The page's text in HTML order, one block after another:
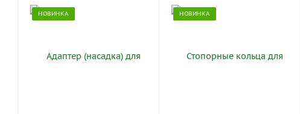
НОВИНКА НОВИНКА